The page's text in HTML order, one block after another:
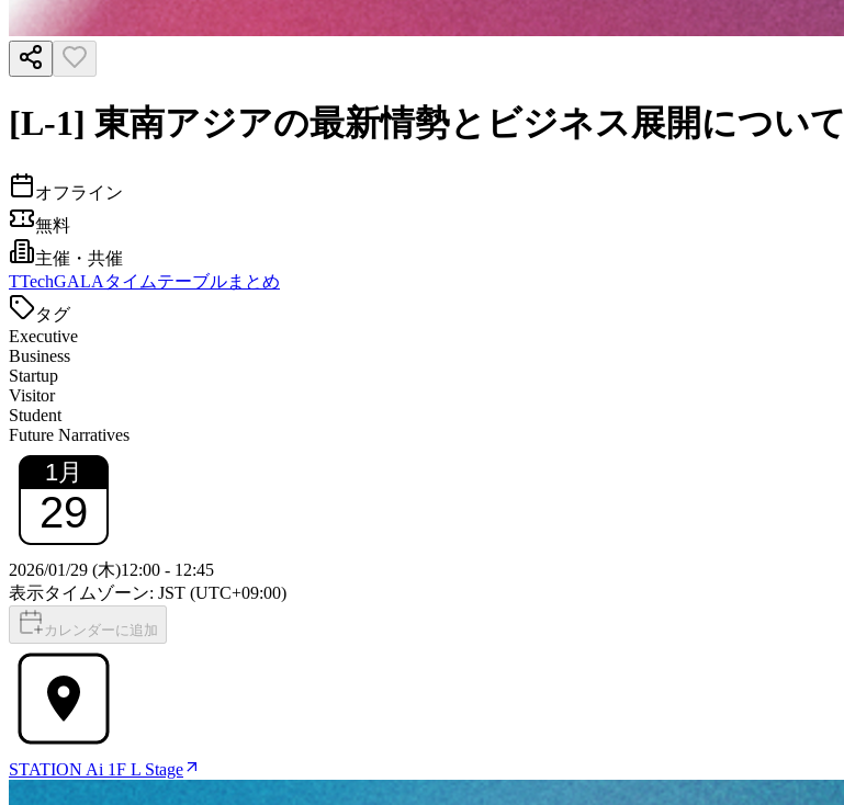
[L-1] 東南アジアの最新情勢とビジネス展開について
オフライン
無料
主催・共催
TTechGALAタイムテーブルまとめ
タグ
Executive
Business
Startup
Visitor
Student
Future Narratives
1月
29
2026/01/29 (木)12:00 - 12:45
表示タイムゾーン: JST (UTC+09:00)
カレンダーに追加
STATION Ai 1F L Stage